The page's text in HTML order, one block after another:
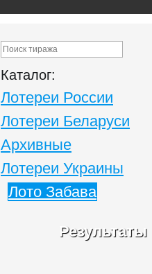
Каталог:
Лотереи России
Лотереи Беларуси
Архивные
Лотереи Украины
Лото Забава
Результаты